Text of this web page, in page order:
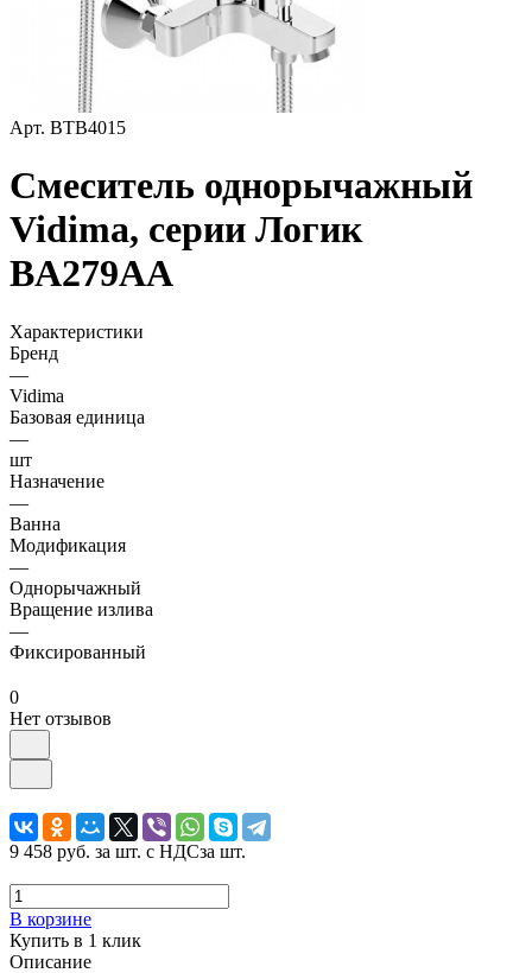
Арт. ВТВ4015
Смеситель однорычажный
Vidima, серии Логик
BA279AA
Характеристики
Бренд
—
Vidima
Базовая единица
—
шт
Назначение
—
Ванна
Модификация
—
Однорычажный
Вращение излива
—
Фиксированный
0
Нет отзывов
9 458 руб. за шт. с НДСза шт.
В корзине
Купить в 1 клик
Описание